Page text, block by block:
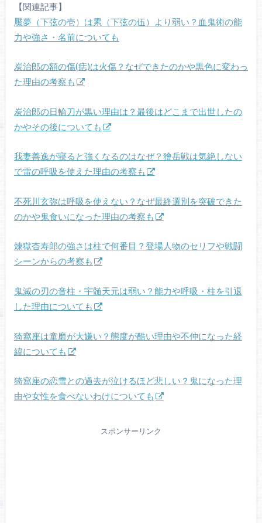
【関連記事】
魘夢（下弦の壱）は累（下弦の伍）より弱い？血鬼術の能
力や強さ・名前についても
炭治郎の額の傷(痣)は火傷？なぜできたのかや黒色に変わっ
た理由の考察も
炭治郎の日輪刀が黒い理由は？最後はどこまで出世したの
かやその後についても
我妻善逸が寝ると強くなるのはなぜ？獪岳戦は気絶しない
で雷の呼吸を使えた理由の考察も
不死川玄弥は呼吸を使えない？なぜ最終選別を突破できた
のかや鬼食いになった理由の考察も
煉獄杏寿郎の強さは柱で何番目？登場人物のセリフや戦闘
シーンからの考察も
鬼滅の刃の音柱・宇髄天元は弱い？能力や呼吸・柱を引退
した理由についても
猗窩座は童磨が大嫌い？態度が酷い理由や不仲になった経
緯についても
猗窩座の恋雪との過去が泣けるほど悲しい？鬼になった理
由や女性を食べないわけについても
スポンサーリンク